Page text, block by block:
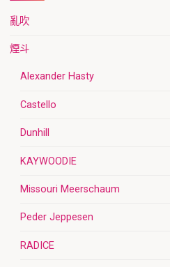
亂吹
煙斗
Alexander Hasty
Castello
Dunhill
KAYWOODIE
Missouri Meerschaum
Peder Jeppesen
RADICE